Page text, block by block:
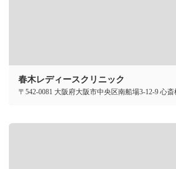
春木レディースクリニック
〒542-0081 大阪府大阪市中央区南船場3-12-9 心